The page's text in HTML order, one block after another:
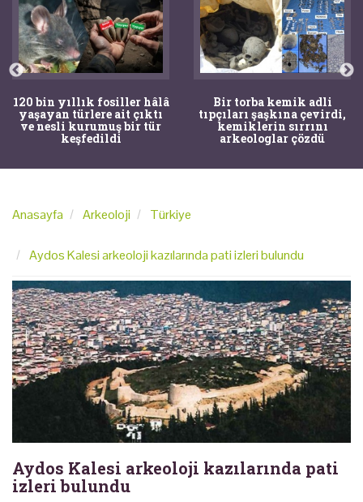
120 bin yıllık fosiller hâlâ
yaşayan türlere ait çıktı
ve nesli kurumuş bir tür
keşfedildi
Bir torba kemik adli
tıpçıları şaşkına çevirdi,
kemiklerin sırrını
arkeologlar çözdü
Anasayfa Arkeoloji Türkiye
Aydos Kalesi arkeoloji kazılarında pati izleri bulundu
Aydos Kalesi arkeoloji kazılarında pati
izleri bulundu